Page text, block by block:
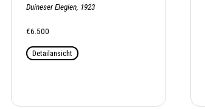
Duineser Elegien, 1923
€6.500
Detailansicht